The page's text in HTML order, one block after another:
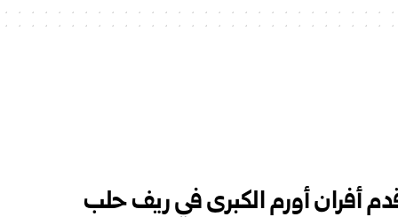
أفران أورم الكبرى في ريف حلب